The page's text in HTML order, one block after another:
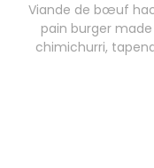
Viande de bœuf
pain burger
chimichurri,